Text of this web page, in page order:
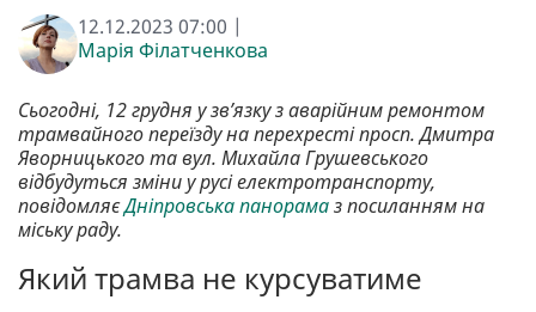
12.12.2023 07:00 |
Марія Філатченкова
Сьогодні, 12 грудня у зв’язку з аварійним ремонтом
трамвайного переїзду на перехресті просп. Дмитра
Яворницького та вул. Михайла Грушевського
відбудуться зміни у русі електротранспорту,
повідомляєДніпровська панорамаз посиланням на
міську раду.
Який трамва не курсуватиме